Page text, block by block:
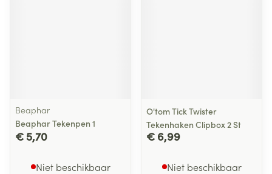
Beaphar
Beaphar Tekenpen 1
€ 5,70
Niet beschikbaar
O'tom Tick Twister
Tekenhaken Clipbox 2 St
€ 6,99
Niet beschikbaar